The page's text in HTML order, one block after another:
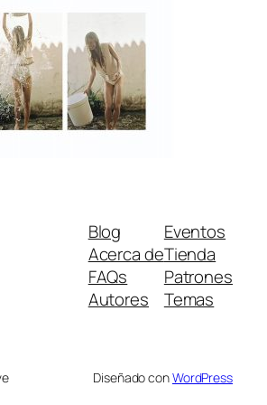
Blog
Acerca de
FAQs
Autores
Eventos
Tienda
Patrones
Temas
Diseñado conWordPress